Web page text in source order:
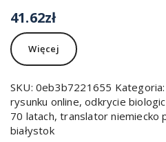
41.62zł
Więcej
SKU: 0eb3b7221655 Kategoria:
rysunku online,odkrycie
70 latach,translator niemiecko
białystok